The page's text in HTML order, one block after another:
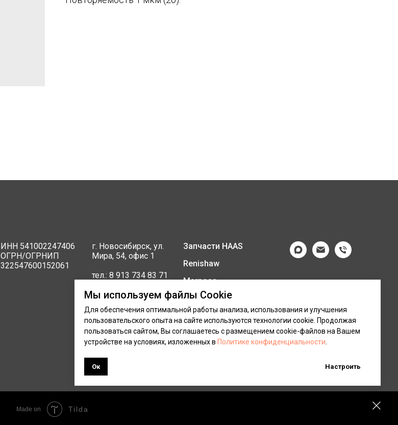
ИНН 541002247406
ОГРН/ОГРНИП
322547600152061
г. Новосибирск, ул.
Мира, 54, офис 1
тел.: 8 913 734 83 71
inomet@mail.ru
Запчасти HAAS
Renishaw
Marposs
Услуги
Политика
конфиденциальности
Мы используем файлы Cookie
Для обеспечения оптимальной работы анализа, использования и улучшения
пользовательского опыта на сайте используются технологии cookie. Продолжая
пользоваться сайтом, Вы соглашаетесь с размещением cookie-файлов на Вашем
устройстве на условиях, изложенных в Политике конфиденциальности.
Ок Настроить
Made on Tilda